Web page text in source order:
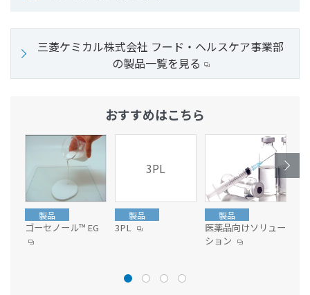
三菱ケミカル株式会社 フード・ヘルスケア事業部
の製品一覧を見る
おすすめはこちら
製品
ゴーセノール™ EG
3PL
製品
3PL
製品
医薬品向けソリュー
ション